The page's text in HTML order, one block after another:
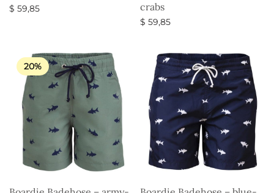
$ 59,85
crabs
$ 59,85
20%